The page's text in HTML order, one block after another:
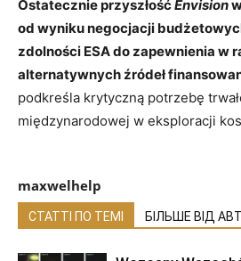
Ostatecznie przyszłośćEnvision
od wyniku negocjacji
zdolności ESA do zapewnienia w
alternatywnych źródeł
podkreśla krytyczną potrzebę
międzynarodowej w eksploracji
maxwelhelp
СТАТТІ ПО ТЕМІ БІЛЬШЕ ВІД